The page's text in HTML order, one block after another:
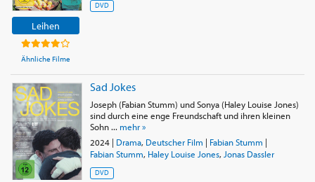
Leihen
Ähnliche Filme
DVD
Sad Jokes
Joseph (Fabian Stumm) und Sonya (Haley Louise Jones)
sind durch eine enge Freundschaft und ihren kleinen
Sohn ... mehr »
2024| Drama, Deutscher Film | Fabian Stumm |
Fabian Stumm, Haley Louise Jones, Jonas Dassler
DVD